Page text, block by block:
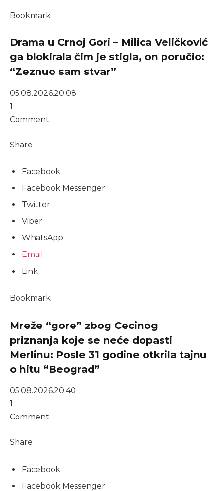
Bookmark
Drama u Crnoj Gori – Milica Veličković
ga blokirala čim je stigla, on poručio:
“Zeznuo sam stvar”
05.08.2026.20:08
1
Comment
Share
Facebook
Facebook Messenger
Twitter
Viber
WhatsApp
Email
Link
Bookmark
Mreže “gore” zbog Cecinog
priznanja koje se neće dopasti
Merlinu: Posle 31 godine otkrila tajnu
o hitu “Beograd”
05.08.2026.20:40
1
Comment
Share
Facebook
Facebook Messenger